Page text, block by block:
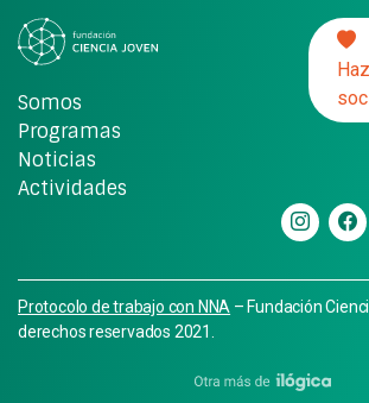
Somos
Programas
Noticias
Actividades
Protocolo de trabajo con NNA – Fundación
derechos reservados 2021.